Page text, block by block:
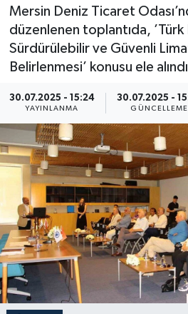
Mersin Deniz Ticaret
düzenlenen toplantıda, ’Türk
Sürdürülebilir ve Güvenli
Belirlenmesi’ konusu ele
30.07.2025 - 15:24
YAYINLANMA
30.07.2025 -
GÜNCELLEME
Kültür-Sanat
Resmi İlan
Spor
Yaşam